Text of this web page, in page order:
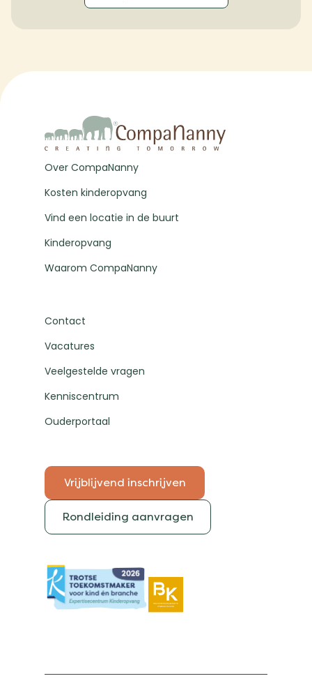
Over CompaNanny
Kosten kinderopvang
Vind een locatie in de buurt
Kinderopvang
Waarom CompaNanny
Contact
Vacatures
Veelgestelde vragen
Kenniscentrum
Ouderportaal
Vrijblijvend inschrijven
Rondleiding aanvragen